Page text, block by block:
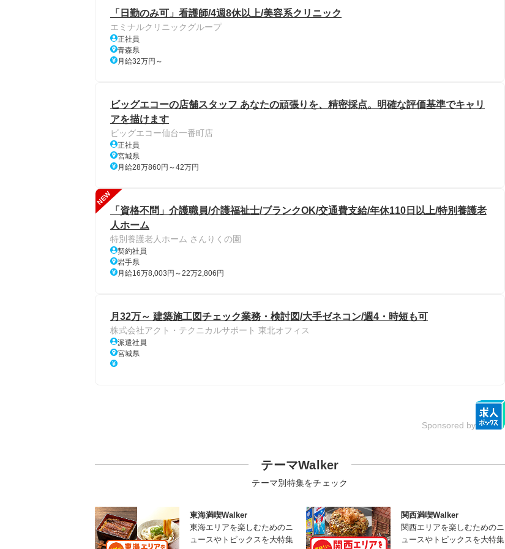
「日勤のみ可」看護師/4週8休以上/美容系クリニック
エミナルクリニックグループ
正社員
青森県
月給32万円～
ビッグエコーの店舗スタッフ あなたの頑張りを、精密採点。明確な評価基準でキャリ
アを描けます
ビッグエコー仙台一番町店
正社員
宮城県
月給28万860円～42万円
NEW
「資格不問」介護職員/介護福祉士/ブランクOK/交通費支給/年休110日以上/特別養護老
人ホーム
特別養護老人ホーム さんりくの園
契約社員
岩手県
月給16万8,003円～22万2,806円
月32万～ 建築施工図チェック業務・検討図/大手ゼネコン/週4・時短も可
株式会社アクト・テクニカルサポート 東北オフィス
派遣社員
宮城県
Sponsored by
テーマWalker
テーマ別特集をチェック
東海満喫Walker
東海エリアを楽しむためのニ
ュースやトピックスを大特集
関西満喫Walker
関西エリアを楽しむためのニ
ュースやトピックスを大特集